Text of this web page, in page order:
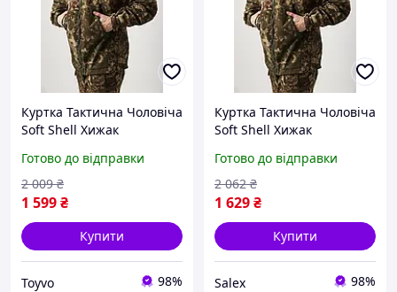
Куртка Тактична Чоловіча
Soft Shell Хижак
Водонепроникна Зелена
Toyvoo
Готово до відправки
1 599₴
2 009 ₴
Купити
Toyvo 98%
Куртка Тактична Чоловіча
Soft Shell Хижак
Водонепроникна Зелена
Salex
Готово до відправки
1 629₴
2 062 ₴
Купити
Salex 98%